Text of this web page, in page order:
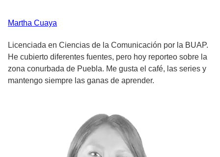
Martha Cuaya
Licenciada en Ciencias de la Comunicación por la BUAP.
He cubierto diferentes fuentes, pero hoy reporteo sobre la
zona conurbada de Puebla. Me gusta el café, las series y
mantengo siempre las ganas de aprender.